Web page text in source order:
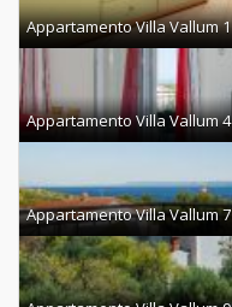
Appartamento Villa Vallum 1
Appartamento Villa Vallum 4
Appartamento Villa Vallum 7